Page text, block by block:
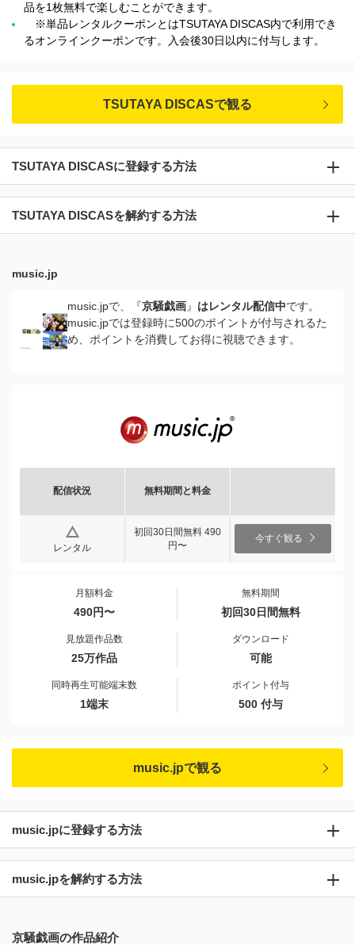
品を1枚無料で楽しむことができます。
※単品レンタルクーポンとはTSUTAYA DISCAS内で利用でき
るオンラインクーポンです。入会後30日以内に付与します。
TSUTAYA DISCASで観る
TSUTAYA DISCASに登録する方法
TSUTAYA DISCASを解約する方法
music.jp
music.jpで、『京騒戯画』 はレンタル配信中です。
music.jpでは登録時に500のポイントが付与されるた
め、ポイントを消費してお得に視聴できます。
配信状況 無料期間と料金
レンタル
初回30日間無料 490
円〜
今すぐ観る
月額料金
490円〜
無料期間
初回30日間無料
見放題作品数
25万作品
ダウンロード
可能
同時再生可能端末数
1端末
ポイント付与
500 付与
music.jpで観る
music.jpに登録する方法
music.jpを解約する方法
京騒戯画の作品紹介